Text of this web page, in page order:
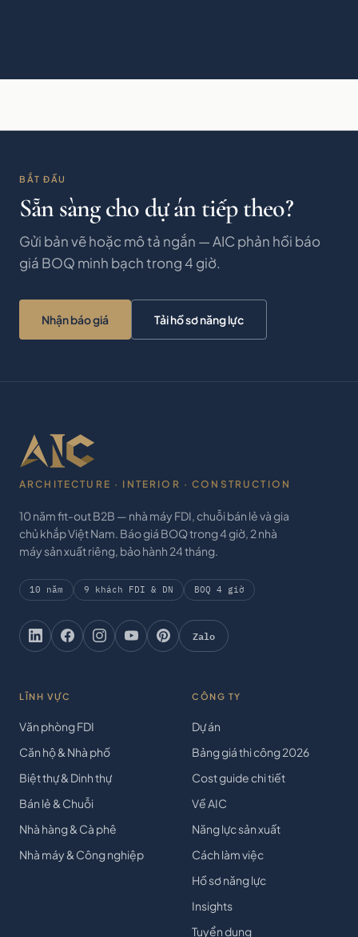
BẮT ĐẦU
Sẵn sàng cho dự án tiếp theo?
Gửi bản vẽ hoặc mô tả ngắn — AIC phản hồi báo
giá BOQ minh bạch trong 4 giờ.
Nhận báo giá Tải hồ sơ năng lực
ARCHITECTURE · INTERIOR · CONSTRUCTION
10 năm fit-out B2B — nhà máy FDI, chuỗi bán lẻ và gia
chủ khắp Việt Nam. Báo giá BOQ trong 4 giờ, 2 nhà
máy sản xuất riêng, bảo hành 24 tháng.
10 năm 9 khách FDI & DN BOQ 4 giờ
Zalo
LĨNH VỰC
Văn phòng FDI
Căn hộ & Nhà phố
Biệt thự & Dinh thự
Bán lẻ & Chuỗi
Nhà hàng & Cà phê
Nhà máy & Công nghiệp
CÔNG TY
Dự án
Bảng giá thi công 2026
Cost guide chi tiết
Về AIC
Năng lực sản xuất
Cách làm việc
Hồ sơ năng lực
Insights
Tuyển dụng